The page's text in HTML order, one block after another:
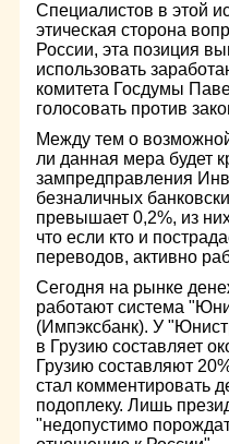
Специалистов в этой
этическая сторона
России, эта позиция
использовать
комитета Госдумы
голосовать против
Между тем о
ли данная мера будет
зампредправления
безналичных
превышает 0,2%, из
что если кто и
переводов, активно
Сегодня на рынке
работают система
(Импэксбанк). У
в Грузию составляет
Грузию составляют
стал комментировать
подоплеку. Лишь
"недопустимо